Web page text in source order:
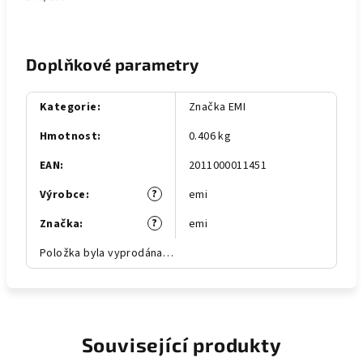
Doplňkové parametry
Kategorie:
Značka EMI
Hmotnost:
0.406 kg
EAN:
2011000011451
?
Výrobce:
emi
?
Značka:
emi
Položka byla vyprodána…
Související produkty